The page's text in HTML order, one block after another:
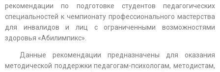
рекомендации по подготовке студентов педагогических
специальностей к чемпионату профессионального мастерства
для инвалидов и лиц с ограниченными возможностями
здоровья «Абилимпикс».
Данные рекомендации предназначены для оказания
методической поддержки педагогам-психологам, методистам,